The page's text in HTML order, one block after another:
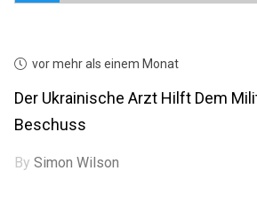
vor mehr als einem Monat
Der Ukrainische Arzt Hilft Dem
Beschuss
BySimon Wilson